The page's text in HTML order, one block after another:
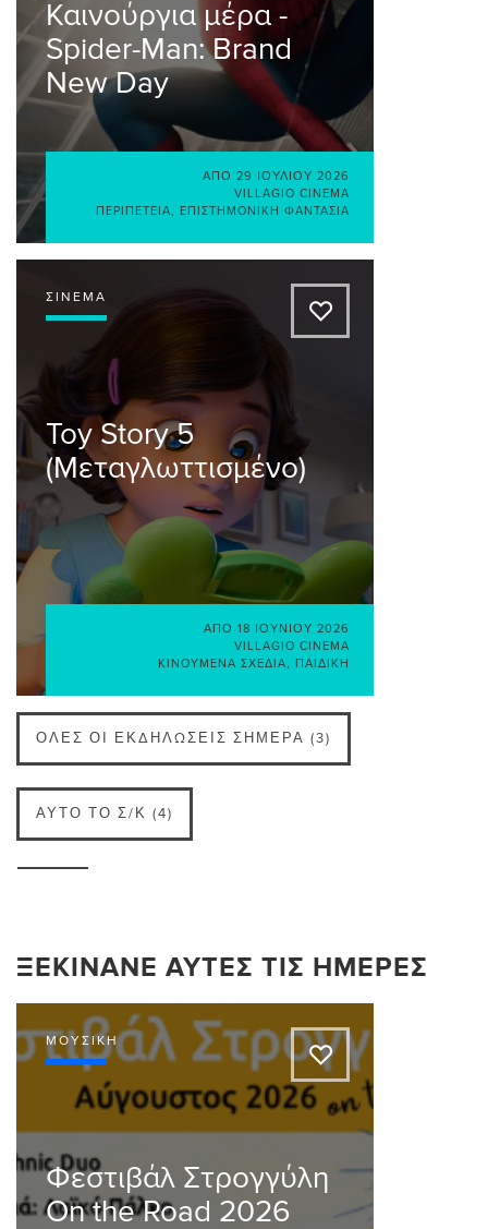
Καινούργια μέρα -
Spider-Man: Brand
New Day
ΑΠΌ 29 ΙΟΥΛΊΟΥ 2026
VILLAGIO CINEMA
ΠΕΡΙΠΈΤΕΙΑ
ΕΠΙΣΤΗΜΟΝΙΚΉ ΦΑΝΤΑΣΊΑ
ΣΙΝΕΜΆ
A
Toy Story 5
(Μεταγλωττισμένο)
ΑΠΌ 18 ΙΟΥΝΊΟΥ 2026
VILLAGIO CINEMA
ΚΙΝΟΎΜΕΝΑ ΣΧΈΔΙΑ
ΠΑΙΔΙΚΉ
ΌΛΕΣ ΟΙ ΕΚΔΗΛΏΣΕΙΣ ΣΉΜΕΡΑ (3)
ΑΥΤΌ ΤΟ Σ/Κ (4)
ΞΕΚΙΝΆΝΕ ΑΥΤΈΣ ΤΙΣ ΗΜΈΡΕΣ
ΜΟΥΣΙΚΉ
A
Φεστιβάλ Στρογγύλη
On the Road 2026